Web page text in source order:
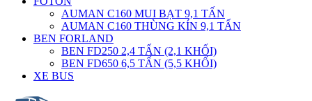
AUMAN C160 MUI BẠT 9,1 TẤN
AUMAN C160 THÙNG KÍN 9,1 TẤN
BEN FORLAND
BEN FD250 2,4 TẤN (2,1 KHỐI)
BEN FD650 6,5 TẤN (5,5 KHỐI)
XE BUS